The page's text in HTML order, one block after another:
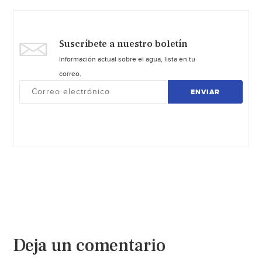
Suscríbete a nuestro boletín
Información actual sobre el agua, lista en tu
correo.
ENVIAR
Deja un comentario